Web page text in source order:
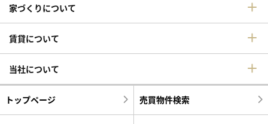
家づくりについて
賃貸について
当社について
トップページ 売買物件検索